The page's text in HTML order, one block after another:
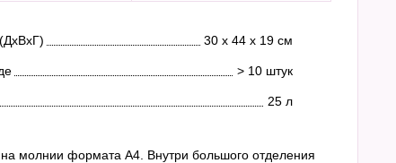
30 х 44 х 19 см
> 10 штук
25 л
молнии формата А4. Внутри большого отделения